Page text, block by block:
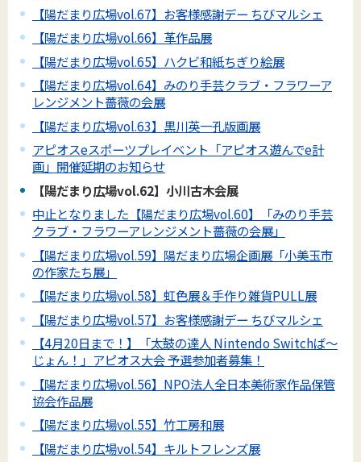
【陽だまり広場vol.67】お客様感謝デー ちびマルシェ
【陽だまり広場vol.66】革作品展
【陽だまり広場vol.65】ハクビ和紙ちぎり絵展
【陽だまり広場vol.64】みのり手芸クラブ・フラワーア
レンジメント薔薇の会展
【陽だまり広場vol.63】黒川英一孔版画展
アピオスeスポーツプレイベント「アピオス遊んでe計
画」開催延期のお知らせ
【陽だまり広場vol.62】小川古木会展
中止となりました【陽だまり広場vol.60】「みのり手芸
クラブ・フラワーアレンジメント薔薇の会展」
【陽だまり広場vol.59】陽だまり広場企画展「小美玉市
の作家たち展」
【陽だまり広場vol.58】虹色展＆手作り雑貨PULL展
【陽だまり広場vol.57】お客様感謝デー ちびマルシェ
【4月20日まで！】「太鼓の達人 Nintendo Switchば～
じょん！」アピオス大会 予選参加者募集！
【陽だまり広場vol.56】NPO法人全日本美術家作品保管
協会作品展
【陽だまり広場vol.55】竹工房和展
【陽だまり広場vol.54】キルトフレンズ展